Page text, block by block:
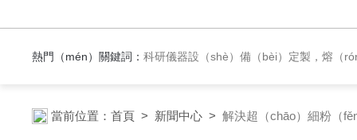
熱門（mén）關鍵詞： 科研儀器設（shè）備（bèi）定製，熔（róng）融紡絲機（jī），材料紡絲成型設備，實驗反應設備
當前位置： 首頁 > 新聞中心 > 解決超（chāo）細粉（